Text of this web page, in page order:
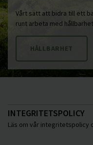
Vårt sätt att bidra till ett
runt arbeta med
HÅLLBARHET
INTEGRITETSPOLICY
Läs om vår integritetspolicy